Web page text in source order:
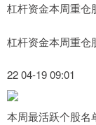
杠杆资金本周重仓
杠杆资金本周重仓
22 04-19 09:01
本周最活跃个股名